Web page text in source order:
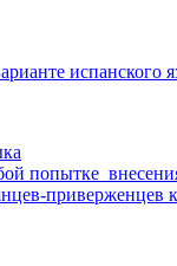
попытке
приверженцев